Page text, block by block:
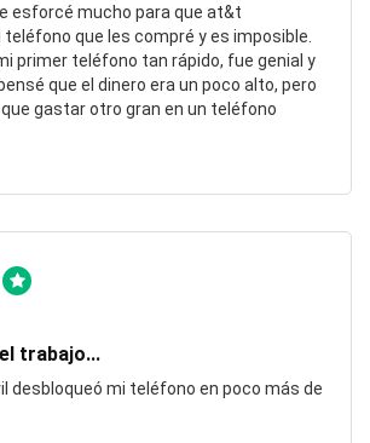
esforcé mucho para que at&t
que les compré y es imposible.
primer teléfono tan rápido, fue genial y
que el dinero era un poco alto, pero
gastar otro gran en un teléfono
trabajo...
desbloqueó mi teléfono en poco más de